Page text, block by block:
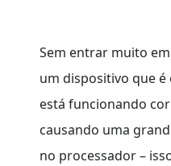
Sem entrar muito
um dispositivo que é
está funcionando
causando uma
no processador –